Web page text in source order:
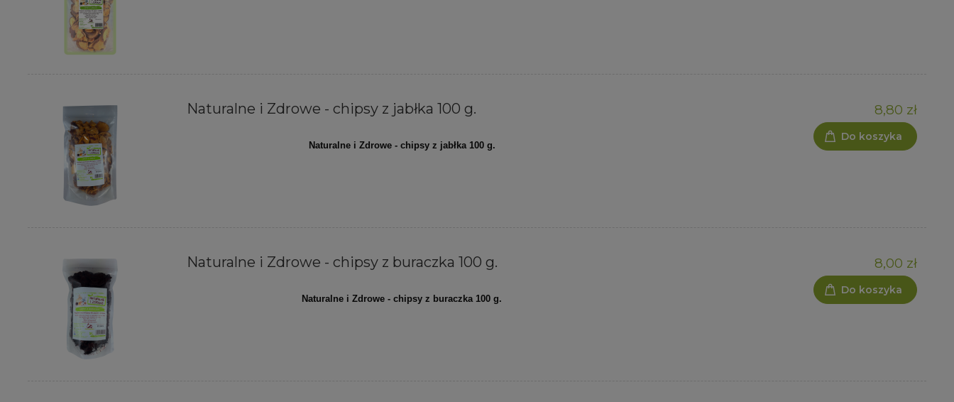
Naturalne i Zdrowe - chipsy z jabłka 100 g.
Naturalne i Zdrowe - chipsy z jabłka 100 g.
8,80 zł
Do koszyka
Naturalne i Zdrowe - chipsy z buraczka 100 g.
Naturalne i Zdrowe - chipsy z buraczka 100 g.
8,00 zł
Do koszyka